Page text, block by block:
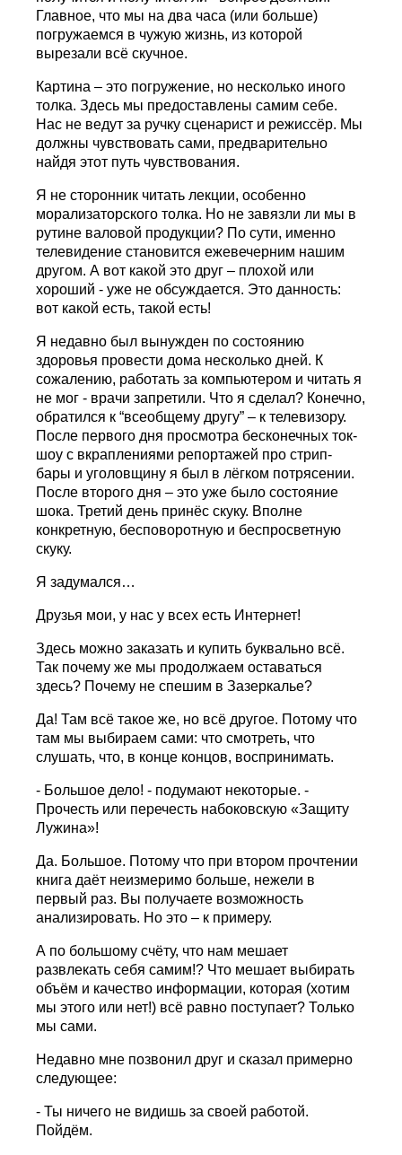
Главное, что мы на два часа (или больше)
погружаемся в чужую жизнь, из которой
вырезали всё скучное.
Картина – это погружение, но несколько иного
толка. Здесь мы предоставлены самим себе.
Нас не ведут за ручку сценарист и режиссёр. Мы
должны чувствовать сами, предварительно
найдя этот путь чувствования.
Я не сторонник читать лекции, особенно
морализаторского толка. Но не завязли ли мы в
рутине валовой продукции? По сути, именно
телевидение становится ежевечерним нашим
другом. А вот какой это друг – плохой или
хороший - уже не обсуждается. Это данность:
вот какой есть, такой есть!
Я недавно был вынужден по состоянию
здоровья провести дома несколько дней. К
сожалению, работать за компьютером и читать я
не мог - врачи запретили. Что я сделал? Конечно,
обратился к “всеобщему другу” – к телевизору.
После первого дня просмотра бесконечных ток-
шоу с вкраплениями репортажей про стрип-
бары и уголовщину я был в лёгком потрясении.
После второго дня – это уже было состояние
шока. Третий день принёс скуку. Вполне
конкретную, бесповоротную и беспросветную
скуку.
Я задумался…
Друзья мои, у нас у всех есть Интернет!
Здесь можно заказать и купить буквально всё.
Так почему же мы продолжаем оставаться
здесь? Почему не спешим в Зазеркалье?
Да! Там всё такое же, но всё другое. Потому что
там мы выбираем сами: что смотреть, что
слушать, что, в конце концов, воспринимать.
- Большое дело! - подумают некоторые. -
Прочесть или перечесть набоковскую «Защиту
Лужина»!
Да. Большое. Потому что при втором прочтении
книга даёт неизмеримо больше, нежели в
первый раз. Вы получаете возможность
анализировать. Но это – к примеру.
А по большому счёту, что нам мешает
развлекать себя самим!? Что мешает выбирать
объём и качество информации, которая (хотим
мы этого или нет!) всё равно поступает? Только
мы сами.
Недавно мне позвонил друг и сказал примерно
следующее:
- Ты ничего не видишь за своей работой.
Пойдём.